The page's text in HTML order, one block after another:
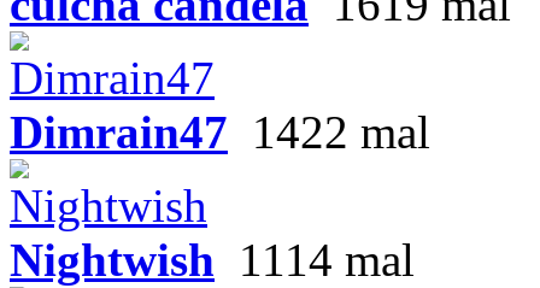
Dimrain47 1422 mal
Nightwish 1114 mal